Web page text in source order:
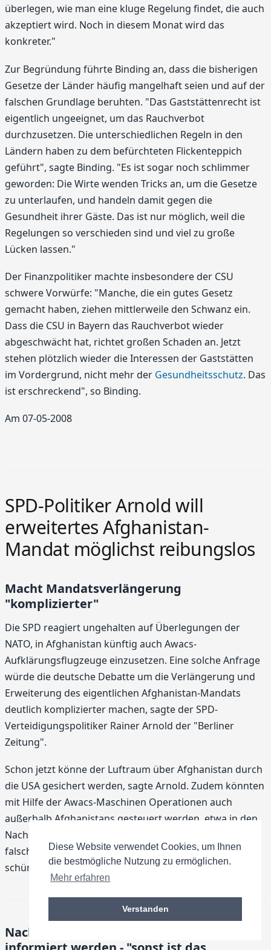
Diese Website verwendet Cookies, um Ihnen
die bestmögliche Nutzung zu ermöglichen.
Mehr erfahren
Verstanden
überlegen, wie man eine kluge Regelung findet, die auch
akzeptiert wird. Noch in diesem Monat wird das
konkreter."
Zur Begründung führte Binding an, dass die bisherigen
Gesetze der Länder häufig mangelhaft seien und auf der
falschen Grundlage beruhten. "Das Gaststättenrecht ist
eigentlich ungeeignet, um das Rauchverbot
durchzusetzen. Die unterschiedlichen Regeln in den
Ländern haben zu dem befürchteten Flickenteppich
geführt", sagte Binding. "Es ist sogar noch schlimmer
geworden: Die Wirte wenden Tricks an, um die Gesetze
zu unterlaufen, und handeln damit gegen die
Gesundheit ihrer Gäste. Das ist nur möglich, weil die
Regelungen so verschieden sind und viel zu große
Lücken lassen."
Der Finanzpolitiker machte insbesondere der CSU
schwere Vorwürfe: "Manche, die ein gutes Gesetz
gemacht haben, ziehen mittlerweile den Schwanz ein.
Dass die CSU in Bayern das Rauchverbot wieder
abgeschwächt hat, richtet großen Schaden an. Jetzt
stehen plötzlich wieder die Interessen der Gaststätten
im Vordergrund, nicht mehr der Gesundheitsschutz. Das
ist erschreckend", so Binding.
Am 07-05-2008
SPD-Politiker Arnold will
erweitertes Afghanistan-
Mandat möglichst reibungslos
Macht Mandatsverlängerung
"komplizierter"
Die SPD reagiert ungehalten auf Überlegungen der
NATO, in Afghanistan künftig auch Awacs-
Aufklärungsflugzeuge einzusetzen. Eine solche Anfrage
würde die deutsche Debatte um die Verlängerung und
Erweiterung des eigentlichen Afghanistan-Mandats
deutlich komplizierter machen, sagte der SPD-
Verteidigungspolitiker Rainer Arnold der "Berliner
Zeitung".
Schon jetzt könne der Luftraum über Afghanistan durch
die USA gesichert werden, sagte Arnold. Zudem könnten
mit Hilfe der Awacs-Maschinen Operationen auch
außerhalb Afghanistans gesteuert werden, etwa in den
Nachbarländern Pakistan oder Iran. "Ein Einsatz würde
falsche Signale senden und unnötige Befürchtungen
schüren", sagte Arnold.
Nachtwei will zügig über NATO-Pläne